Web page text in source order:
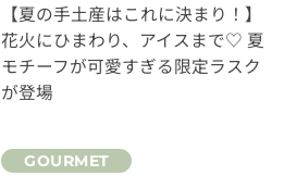
【夏の手土産はこれに決まり！】
花火にひまわり、アイスまで♡ 夏
モチーフが可愛すぎる限定ラスク
が登場